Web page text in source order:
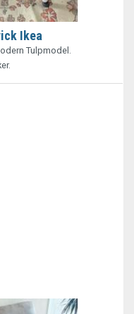
Ikea
Tulpmodel.